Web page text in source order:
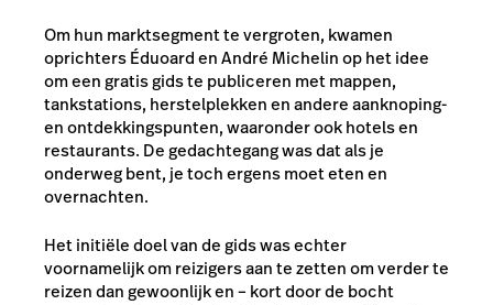
Om hun marktsegment te vergroten, kwamen
oprichters Éduoard en André Michelin op het idee
om een gratis gids te publiceren met mappen,
tankstations, herstelplekken en andere aanknoping-
en ontdekkingspunten, waaronder ook hotels en
restaurants. De gedachtegang was dat als je
onderweg bent, je toch ergens moet eten en
overnachten.
Het initiële doel van de gids was echter
voornamelijk om reizigers aan te zetten om verder te
reizen dan gewoonlijk en – kort door de bocht